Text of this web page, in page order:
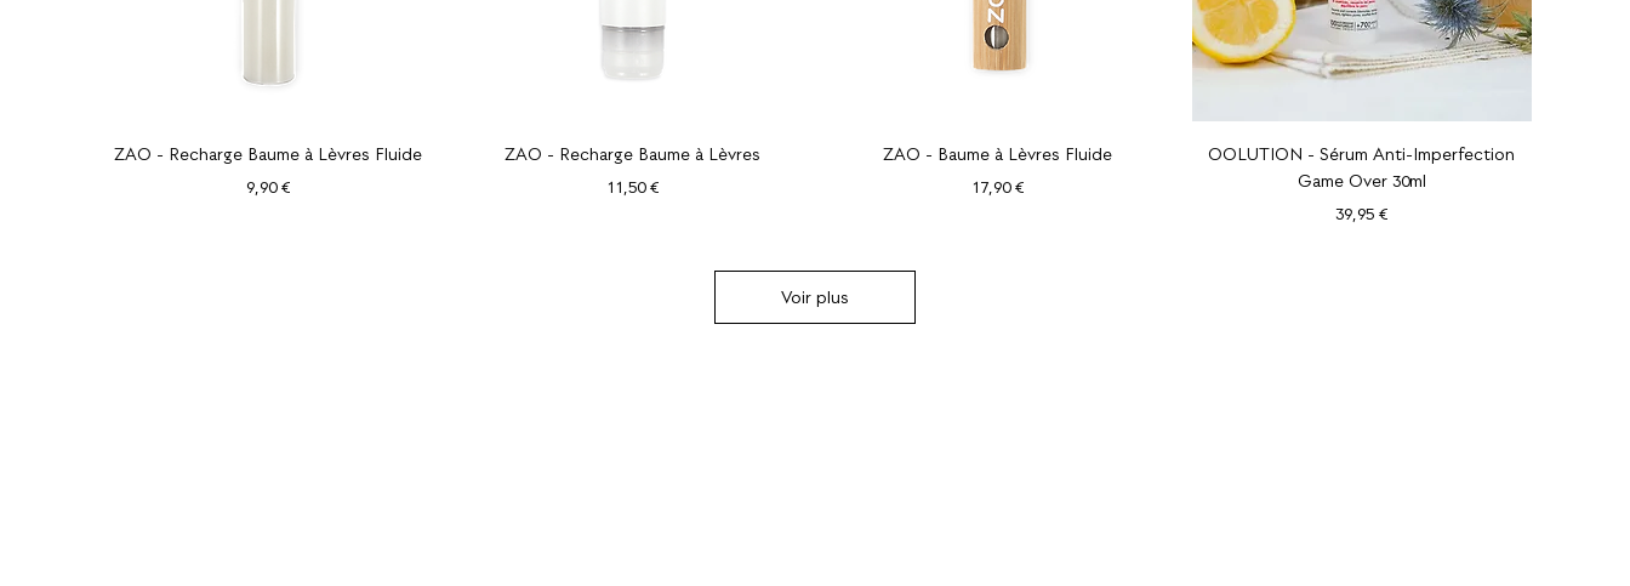
Aperçu rapide
ZAO - Recharge Baume à Lèvres Fluide
Prix
9,90 €
Aperçu rapide
ZAO - Recharge Baume à Lèvres
Prix
11,50 €
Aperçu rapide
ZAO - Baume à Lèvres Fluide
Prix
17,90 €
Aperçu rapide
OOLUTION - Sérum Anti-Imperfection
Game Over 30ml
Prix
39,95 €
Voir plus